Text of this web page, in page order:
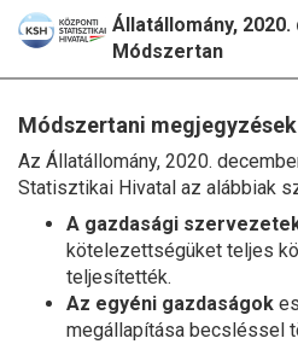
Állatállomány,
Módszertan
Módszertani megjegyzések
Az Állatállomány, 2020.
Statisztikai Hivatal az alábbiak
A gazdasági
kötelezettségüket teljes
teljesítették.
Az egyéni gazdaságok
megállapítása becsléssel